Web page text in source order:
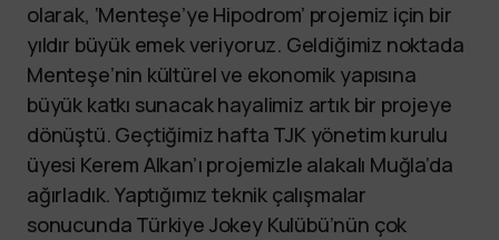
olarak, ‘Menteşe’ye Hipodrom’ projemiz için bir
yıldır büyük emek veriyoruz. Geldiğimiz noktada
Menteşe’nin kültürel ve ekonomik yapısına
büyük katkı sunacak hayalimiz artık bir projeye
dönüştü. Geçtiğimiz hafta TJK yönetim kurulu
üyesi Kerem Alkan’ı projemizle alakalı Muğla’da
ağırladık. Yaptığımız teknik çalışmalar
sonucunda Türkiye Jokey Kulübü’nün çok